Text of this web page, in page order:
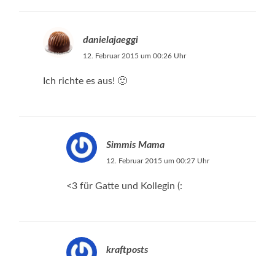
danielajaeggi
12. Februar 2015 um 00:26 Uhr
Ich richte es aus! 🙂
Simmis Mama
12. Februar 2015 um 00:27 Uhr
<3 für Gatte und Kollegin (:
kraftposts